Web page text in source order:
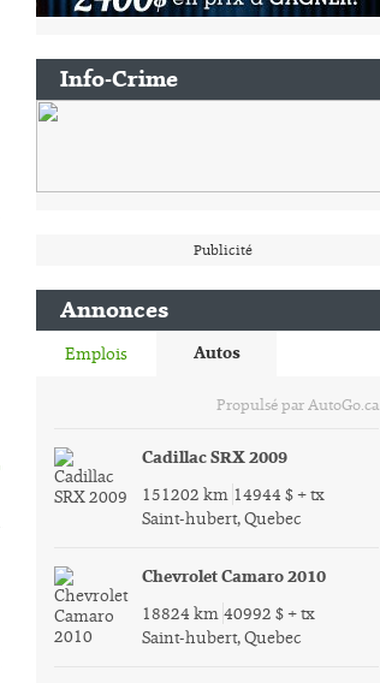
Info-Crime
Publicité
Annonces
Emplois Autos
Propulsé par AutoGo.ca
Cadillac SRX 2009
151202 km 14944 $ + tx
Saint-hubert, Quebec
Chevrolet Camaro 2010
18824 km 40992 $ + tx
Saint-hubert, Quebec